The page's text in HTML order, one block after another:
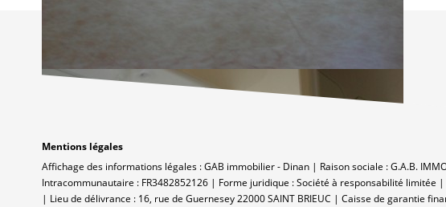
Mentions légales
Affichage des informations légales : GAB immobilier - Dinan | Raison sociale : G.A.B.
Intracommunautaire : FR3482852126 | Forme juridique : Société à responsabilité limitée
| Lieu de délivrance : 16, rue de Guernesey 22000 SAINT BRIEUC | Caisse de garantie